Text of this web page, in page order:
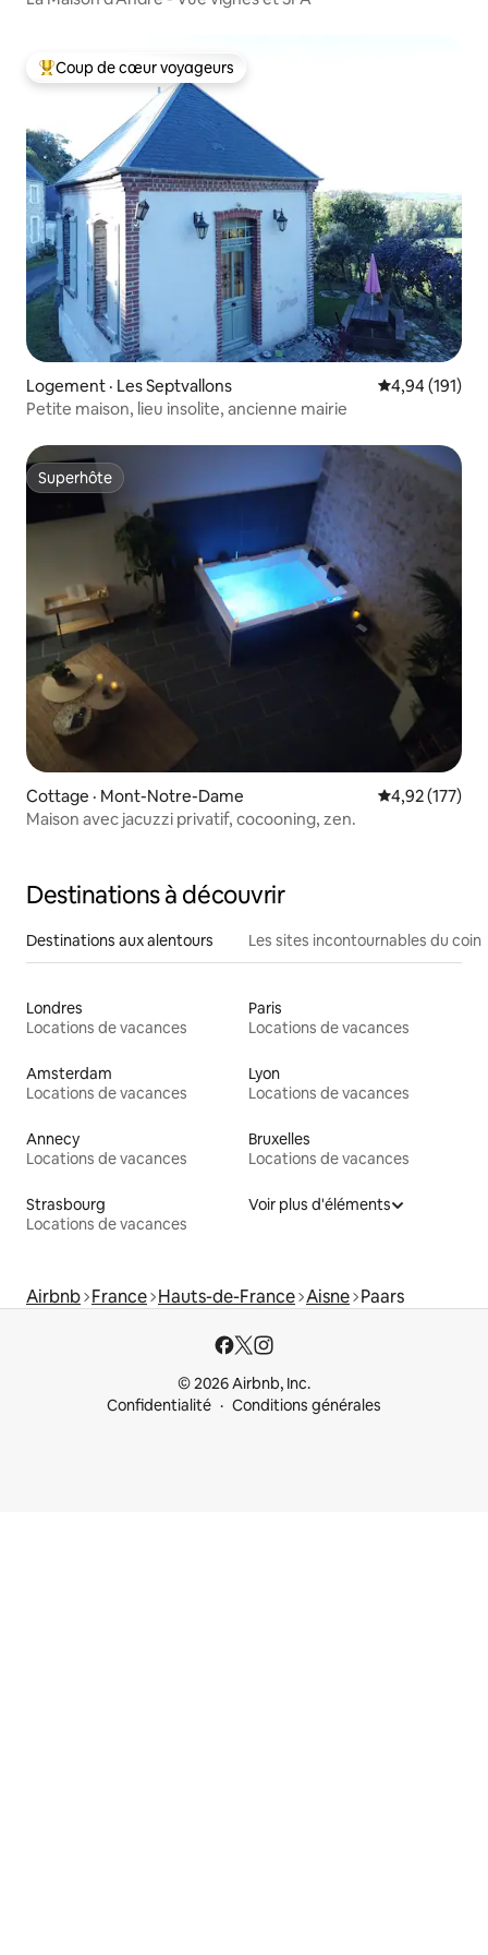
Coup de cœur voyageurs parmi les plus aimés
Coup de cœur voyageurs
Logement · Les Septvallons Note
4,94 (191)
Petite maison, lieu insolite, ancienne mairie
Superhôte
Superhôte
Cottage · Mont-Notre-Dame Note
4,92 (177)
Maison avec jacuzzi privatif, cocooning, zen.
Destinations à découvrir
Destinations aux alentours Les sites incontournables du coin
Londres
Locations de vacances
Paris
Locations de vacances
Amsterdam
Locations de vacances
Lyon
Locations de vacances
Annecy
Locations de vacances
Bruxelles
Locations de vacances
Strasbourg
Locations de vacances
Voir plus d'éléments
Airbnb France Hauts-de-France Aisne Paars
© 2026 Airbnb, Inc.
Confidentialité
Conditions générales